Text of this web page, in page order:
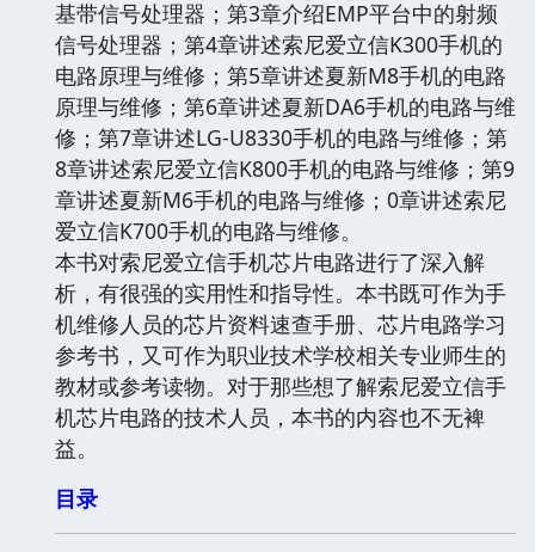
基带信号处理器；第3章介绍EMP平台中的射频
信号处理器；第4章讲述索尼爱立信K300手机的
电路原理与维修；第5章讲述夏新M8手机的电路
原理与维修；第6章讲述夏新DA6手机的电路与维
修；第7章讲述LG-U8330手机的电路与维修；第
8章讲述索尼爱立信K800手机的电路与维修；第9
章讲述夏新M6手机的电路与维修；0章讲述索尼
爱立信K700手机的电路与维修。
本书对索尼爱立信手机芯片电路进行了深入解
析，有很强的实用性和指导性。本书既可作为手
机维修人员的芯片资料速查手册、芯片电路学习
参考书，又可作为职业技术学校相关专业师生的
教材或参考读物。对于那些想了解索尼爱立信手
机芯片电路的技术人员，本书的内容也不无裨
益。
目录